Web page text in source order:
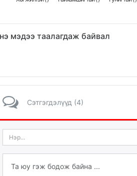
мэдээ таалагдаж байвал
Сэтгэгдэлүүд (4)